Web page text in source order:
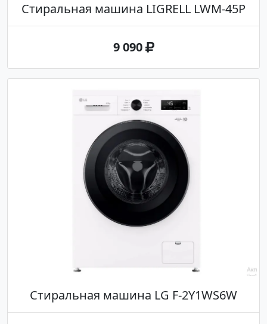
Стиральная машина LIGRELL LWM-45P
9 090
Стиральная машина LG F-2Y1WS6W